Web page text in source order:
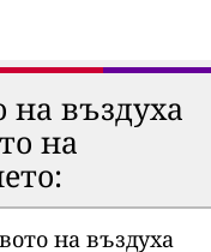
на въздуха
на
на въздуха